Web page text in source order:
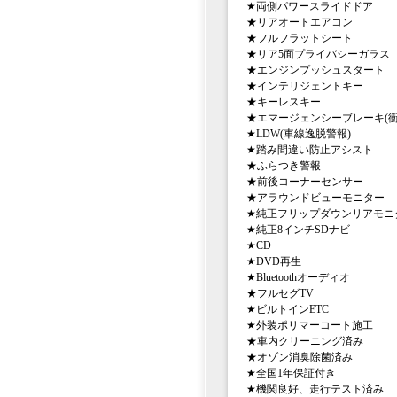
★両側パワースライドドア
★リアオートエアコン
★フルフラットシート
★リア5面プライバシーガラス
★エンジンプッシュスタート
★インテリジェントキー
★キーレスキー
★エマージェンシーブレーキ(
★LDW(車線逸脱警報)
★踏み間違い防止アシスト
★ふらつき警報
★前後コーナーセンサー
★アラウンドビューモニター
★純正フリップダウンリアモニ
★純正8インチSDナビ
★CD
★DVD再生
★Bluetoothオーディオ
★フルセグTV
★ビルトインETC
★外装ポリマーコート施工
★車内クリーニング済み
★オゾン消臭除菌済み
★全国1年保証付き
★機関良好、走行テスト済み